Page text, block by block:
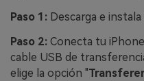
Paso 1: Descarga e
Paso 2: Conecta tu
cable USB de
elige la opción "